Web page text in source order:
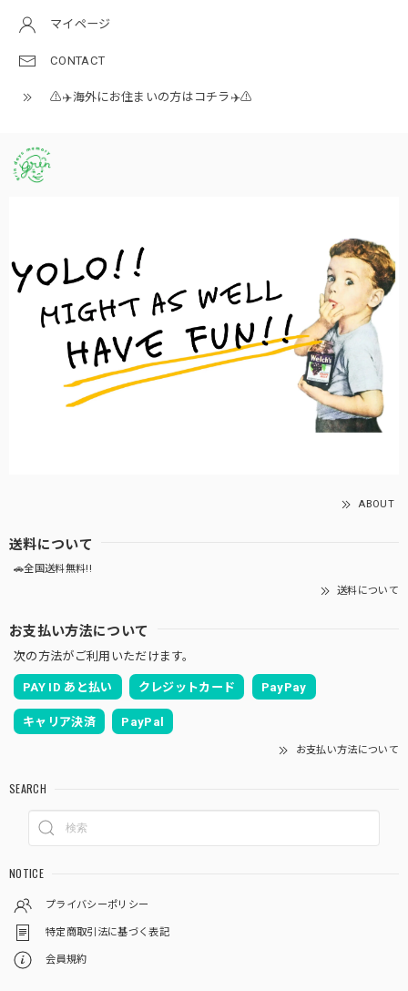
マイページ
CONTACT
⚠️✈️海外にお住まいの方はコチラ✈️⚠️
ABOUT
送料について
🚗全国送料無料!!
送料について
お支払い方法について
次の方法がご利用いただけます。
PAY ID あと払い クレジットカード PayPay
キャリア決済 PayPal
お支払い方法について
SEARCH
NOTICE
プライバシーポリシー
特定商取引法に基づく表記
会員規約